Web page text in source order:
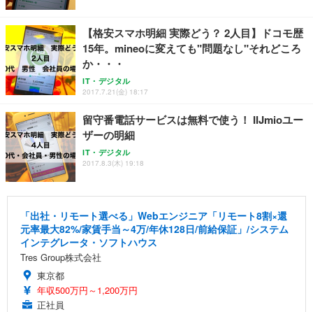
【格安スマホ明細 実際どう？ 2人目】ドコモ歴
15年。mineoに変えても"問題なし"それどころ
か・・・
IT・デジタル
2017.7.21(金) 18:17
留守番電話サービスは無料で使う！ IIJmioユー
ザーの明細
IT・デジタル
2017.8.3(木) 19:18
「出社・リモート選べる」Webエンジニア「リモート8割×還
元率最大82%/家賃手当～4万/年休128日/前給保証」/システム
インテグレータ・ソフトハウス
Tres Group株式会社
東京都
年収500万円～1,200万円
正社員